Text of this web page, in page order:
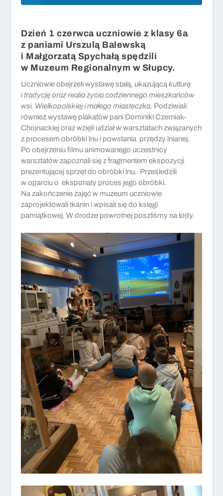
Dzień 1 czerwca uczniowie z klasy 6a
z paniami Urszulą Balewską
i Małgorzatą Spychałą spędzili
w Muzeum Regionalnym w Słupcy.
Uczniowie obejrzeli wystawę stałą, ukazującąkulturę
i tradycję oraz realia życia codziennego mieszkańców
wsi Wielkopolskiej i małego miasteczka. Podziwiali
również wystawę plakatów pani Dominiki Czerniak-
Chojnackiej oraz wzięli udział w warsztatach związanych
z procesem obróbki lnu i powstania przędzy lnianej.
Po obejrzeniu filmu animowanego uczestnicy
warsztatów zapoznali się z fragmentem ekspozycji
prezentującej sprzęt do obróbki lnu. Prześledzili
w oparciu o eksponaty proces jego obróbki.
Na zakończenie zajęć w muzeum uczniowie
zaprojektowali tkanin i wpisali się do księgi
pamiątkowej. W drodze powrotnej poszliśmy na lody.